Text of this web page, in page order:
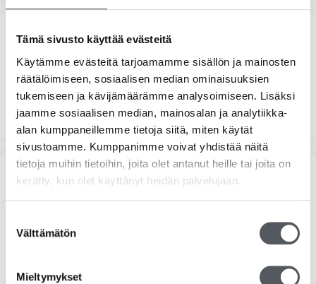
Tämä sivusto käyttää evästeitä
Käytämme evästeitä tarjoamamme sisällön ja mainosten
räätälöimiseen, sosiaalisen median ominaisuuksien
tukemiseen ja kävijämäärämme analysoimiseen. Lisäksi
jaamme sosiaalisen median, mainosalan ja analytiikka-
alan kumppaneillemme tietoja siitä, miten käytät
sivustoamme. Kumppanimme voivat yhdistää näitä
tietoja muihin tietoihin, joita olet antanut heille tai joita on
kerätty, kun olet käyttänyt heidän palvelujaan.
valinta
Välttämätön
Mieltymykset
Suodata hinnan mukaan
Suodata Hinta:0 €—20 €
Tuoteosastot
Hygieniatuotteet